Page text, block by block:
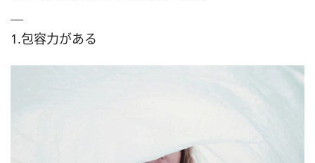
1.包容力がある